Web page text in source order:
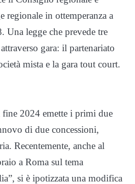
regionale in ottemperanza a
Una legge che prevede tre
gara: il partenariato
mista e la gara tout court.
2024 emette i primi due
di due concessioni,
Recentemente, anche al
a Roma sul tema
si è ipotizzata una modifica